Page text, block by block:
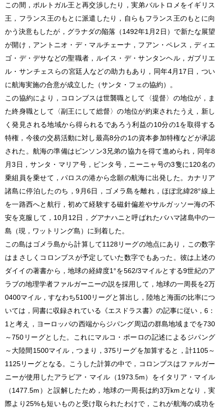
この間，ポルトガル王と再交渉したり，実弟バルトロメをイギリス
王，フランス王のもとに派遣したり，自らもフランス王のもとに向
かう決意もしたが，グラナダの陥落（1492年1月2日）で新たな展望
が開け，アントニオ・デ・マルチェーナ，フアン・ペレス，ディエ
ゴ・デ・デサなどの聖職者，ルイス・デ・サンタンヘル，ガブリエ
ル・サンチェスらの宮廷人などの助力もあり，同年4月17日，つい
に航海実施の合意が成立した（サンタ・フェの協約）。
この協約により，コロンブスは世襲職として〈提督〉の地位が，ま
た終身職として〈副王にして総督〉の地位が約束されたうえ，新し
く発見される地域から得られるであろう利益の10分の1を取得する
特権，今後の交易活動に対し最高8分の1の資本参加特権などが承認
された。航海の準備はピンソン3兄弟の協力を得て進められ，同年8
月3日，サンタ・マリア号，ピンタ号，ニーニャ号の3隻に120名の
乗組員を乗せて，パロスの港から念願の航海に出発した。カナリア
諸島に停泊したのち，9月6日，ゴメラ島を離れ，ほぼ北緯28°線上
を一路西へと航行，初めて経験する磁針偏差やサルガッソー海の不
安を克服して，10月12日，グアナハニと呼ばれたバハマ諸島中の一
島（現，ワットリング島）に到着した。
この島はゴメラ島から計算して1128リーグの地点にあり，この数字
はまさしくコロンブスが予定していた数字でもあった。彼は上述の
ダイイの著書から，地球の経緯度1°を562/3マイルとする9世紀のア
ラブの地理学者ファルガーニーの説を採用して，地球の一周長を2万
0400マイル，すなわち5100リーグと算出し，陸地と海面の比率につ
いては，同書に収録されている《エスドラス書》の記事に従い，6：
1と考え，ヨーロッパの西端からジパング周辺の群島地域までを730
～750リーグとした。これにマルコ・ポーロの記述によるジパング
～大陸間1500マイル，つまり，375リーグを加算すると，計1105～
1125リーグとなる。こうした計算の中で，コロンブスはファルガー
ニーが使用したアラビア・マイル（1973.5m）をイタリア・マイル
（1477.5m）と誤解したため，地球の一周長は約3万kmとなり，実
際より25%も短いものと受け取られたわけで，これが航海の成功を